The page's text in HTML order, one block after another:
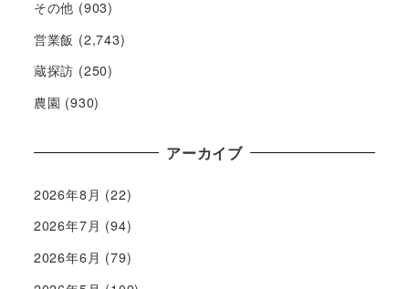
その他 (903)
営業飯 (2,743)
蔵探訪 (250)
農園 (930)
アーカイブ
2026年8月 (22)
2026年7月 (94)
2026年6月 (79)